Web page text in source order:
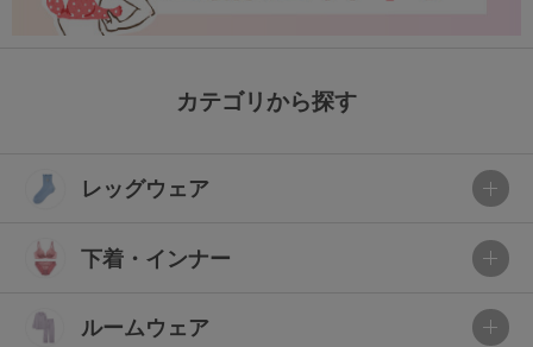
カテゴリから探す
レッグウェア
下着・インナー
ルームウェア